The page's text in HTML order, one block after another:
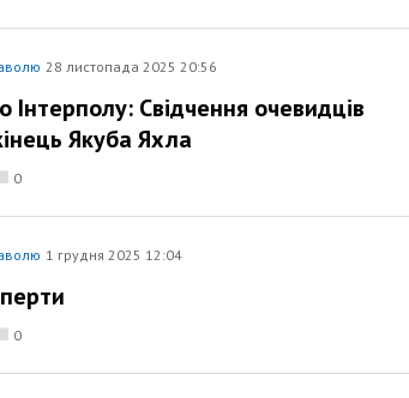
28 листопада 2025 20:56
Інтерполу: Свідчення очевидців
Якуба Яхла
0
1 грудня 2025 12:04
0